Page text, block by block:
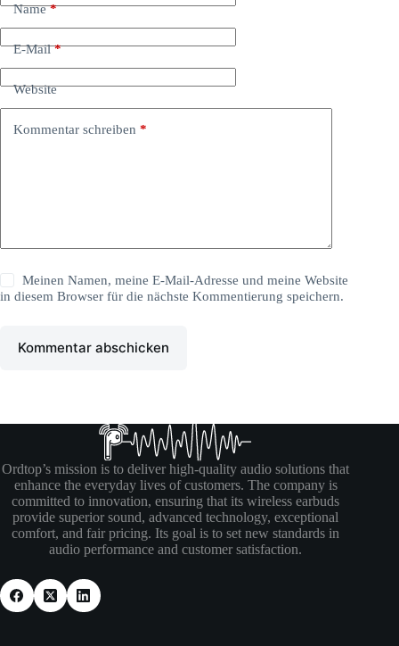
Name*
E-Mail*
Website
Kommentar schreiben *
Meinen Namen, meine E-Mail-Adresse und meine Website
in diesem Browser für die nächste Kommentierung speichern.
Kommentar abschicken
Ordtop’s mission is to deliver high-quality audio solutions that
enhance the everyday lives of customers. The company is
committed to innovation, ensuring that its wireless earbuds
provide superior sound, advanced technology, exceptional
comfort, and fair pricing. Its goal is to set new standards in
audio performance and customer satisfaction.